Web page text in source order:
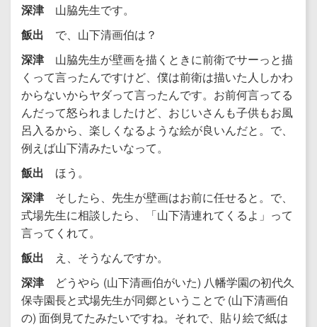
深津 山脇先生です。
飯出 で、山下清画伯は？
深津 山脇先生が壁画を描くときに前衛でサーっと描
くって言ったんですけど、僕は前衛は描いた人しかわ
からないからヤダって言ったんです。お前何言ってる
んだって怒られましたけど、おじいさんも子供もお風
呂入るから、楽しくなるような絵が良いんだと。で、
例えば山下清みたいなって。
飯出 ほう。
深津 そしたら、先生が壁画はお前に任せると。で、
式場先生に相談したら、「山下清連れてくるよ」って
言ってくれて。
飯出 え、そうなんですか。
深津 どうやら (山下清画伯がいた) 八幡学園の初代久
保寺園長と式場先生が同郷ということで (山下清画伯
の) 面倒見てたみたいですね。それで、貼り絵で紙は